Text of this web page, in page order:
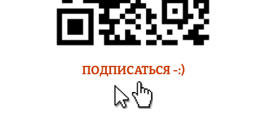
ПОДПИСАТЬСЯ -:)